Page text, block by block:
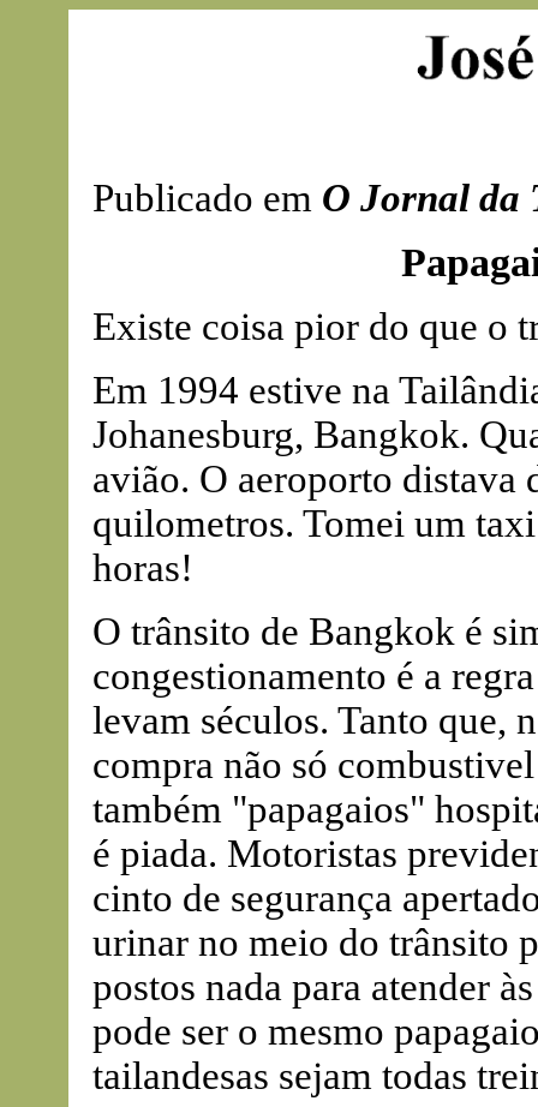
Publicado em O Jornal da
Existe coisa pior do que o
Em 1994 estive na
Johanesburg, Bangkok.
avião. O aeroporto distava
quilometros. Tomei um
horas!
O trânsito de Bangkok é
congestionamento é a
levam séculos. Tanto que,
compra não só
também "papagaios"
é piada. Motoristas
cinto de segurança
urinar no meio do trânsito
postos nada para atender
pode ser o mesmo
tailandesas sejam todas